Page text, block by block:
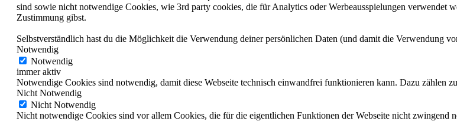
sind sowie nicht notwendige Cookies, wie 3rd party cookies, die für Analytics oder Werbeausspielungen
Zustimmung gibst.
Selbstverständlich hast du die Möglichkeit die Verwendung deiner persönlichen Daten (und damit die Verwendung
Notwendig
Notwendig
immer aktiv
Notwendige Cookies sind notwendig, damit diese Webseite technisch einwandfrei funktionieren kann. Dazu zählen
Nicht Notwendig
Nicht Notwendig
Nicht notwendige Cookies sind vor allem Cookies, die für die eigentlichen Funktionen der Webseite nicht